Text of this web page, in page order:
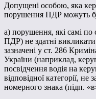
Допущені особою, яка
порушення ПДР можуть
а) порушення, які самі
ПДР) не здатні викликати
зазначені у ст. 286
України (наприклад,
посвідчення водія на
відповідної категорії,
номерного знака (підп.